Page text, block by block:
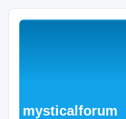
mysticalforum